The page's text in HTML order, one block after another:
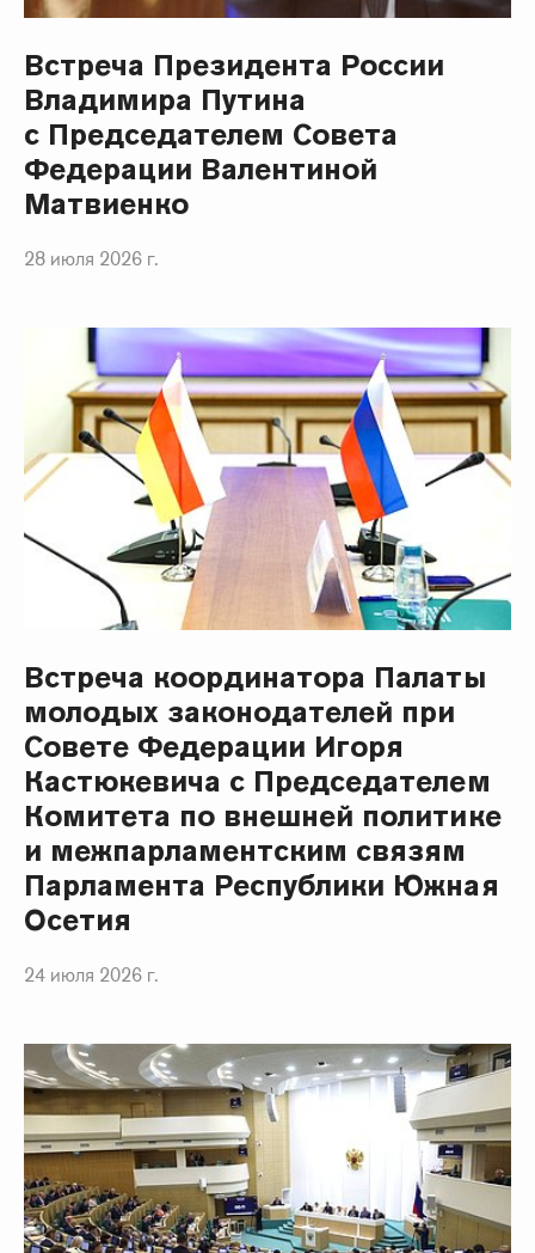
Встреча Президента России
Владимира Путина
с Председателем Совета
Федерации Валентиной
Матвиенко
28 июля 2026 г.
Встреча координатора Палаты
молодых законодателей при
Совете Федерации Игоря
Кастюкевича с Председателем
Комитета по внешней политике
и межпарламентским связям
Парламента Республики Южная
Осетия
24 июля 2026 г.